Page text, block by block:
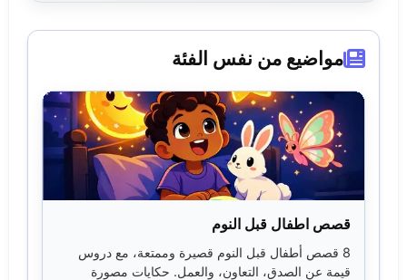
مواضيع من نفس الفئة
قصص اطفال قبل النوم
8 قصص أطفال قبل النوم قصيرة وممتعة، مع دروس
قيمة عن الصدق، التعاون، والعمل. حكايات مصورة